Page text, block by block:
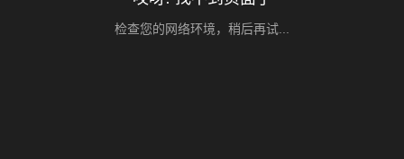
检查您的网络环境，稍后再试...